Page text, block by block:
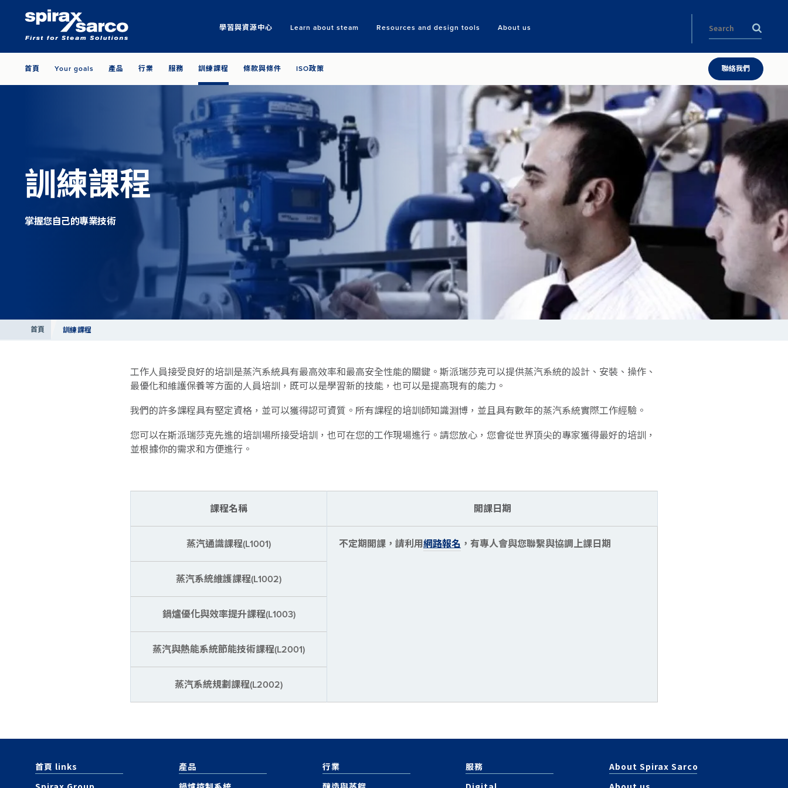
學習與資源中心 Learn about steam Resources and design tools About us
Search
首頁 Your goals 產品 行業 服務 訓練課程 條款與條件 ISO政策 聯絡我們
訓練課程
掌握您自己的專業技術
首頁 訓練課程
工作人員接受良好的培訓是蒸汽系統具有最高效率和最高安全性能的關鍵。斯派瑞莎克可以提供蒸汽系統的設計、安裝、操作、
最優化和維護保養等方面的人員培訓，既可以是學習新的技能，也可以是提高現有的能力。
我們的許多課程具有堅定資格，並可以獲得認可資質。所有課程的培訓師知識淵博，並且具有數年的蒸汽系統實際工作經驗。
您可以在斯派瑞莎克先進的培訓場所接受培訓，也可在您的工作現場進行。請您放心，您會從世界頂尖的專家獲得最好的培訓，
並根據你的需求和方便進行。
課程名稱 開課日期
蒸汽通識課程(L1001) 不定期開課，請利用網路報名 ，有專人會與您聯繫與協調上課日期
蒸汽系統維護課程(L1002)
鍋爐優化與效率提升課程(L1003)
蒸汽與熱能系統節能技術課程(L2001)
蒸汽系統規劃課程(L2002)
首頁 links
產品
行業
服務
About Spirax Sarco